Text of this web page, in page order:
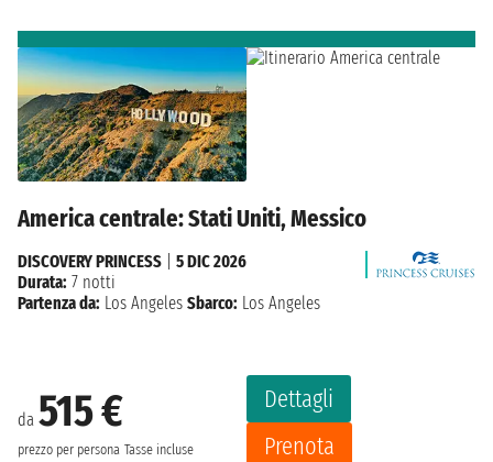
America centrale: Stati Uniti, Messico
da 515 €
prezzo per persona Tasse incluse
Dettagli
Prenota
DISCOVERY PRINCESS
5 DIC 2026
Durata: 7 notti
Partenza da: Los Angeles Sbarco: Los Angeles